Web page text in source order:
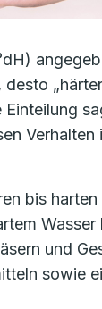
bis harten
und
sowie